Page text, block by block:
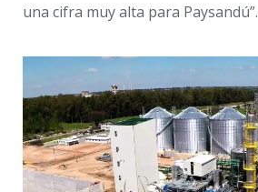
una cifra muy alta para Paysandú”.